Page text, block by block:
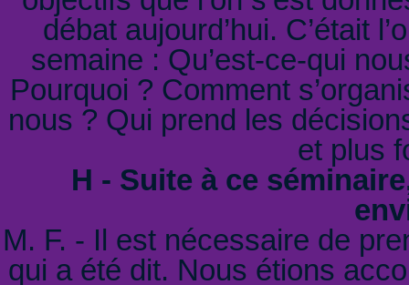
débat aujourd’hui. C’était
semaine : Qu’est-ce-qui
Pourquoi ? Comment
nous ? Qui prend les
et plus
H - Suite à ce
M. F. - Il est nécessaire de
qui a été dit. Nous étions